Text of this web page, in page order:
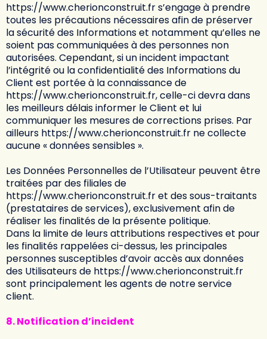
https://www.cherionconstruit.frs’engage à prendre
toutes les précautions nécessaires afin de préserver
la sécurité des Informations et notamment qu’elles ne
soient pas communiquées à des personnes non
autorisées. Cependant, si un incident impactant
l’intégrité ou la confidentialité des Informations du
Client est portée à la connaissance de
https://www.cherionconstruit.fr, celle-ci devra dans
les meilleurs délais informer le Client et lui
communiquer les mesures de corrections prises. Par
ailleurs https://www.cherionconstruit.fr ne collecte
aucune « données sensibles ».
Les Données Personnelles de l’Utilisateur peuvent être
traitées par des filiales de
https://www.cherionconstruit.fret des sous-traitants
(prestataires de services), exclusivement afin de
réaliser les finalités de la présente politique.
Dans la limite de leurs attributions respectives et pour
les finalités rappelées ci-dessus, les principales
personnes susceptibles d’avoir accès aux données
des Utilisateurs de https://www.cherionconstruit.fr
sont principalement les agents de notre service
client.
8. Notification d’incident